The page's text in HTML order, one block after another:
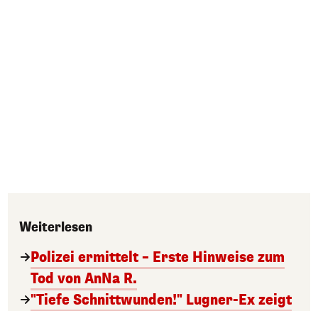
Weiterlesen
Polizei ermittelt – Erste Hinweise zum
Tod von AnNa R.
"Tiefe Schnittwunden!" Lugner-Ex zeigt